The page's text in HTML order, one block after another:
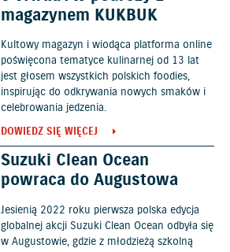
magazynem KUKBUK
Kultowy magazyn i wiodąca platforma online
poświęcona tematyce kulinarnej od 13 lat
jest głosem wszystkich polskich foodies,
inspirując do odkrywania nowych smaków i
celebrowania jedzenia.
DOWIEDZ SIĘ WIĘCEJ
Suzuki Clean Ocean
powraca do Augustowa
Jesienią 2022 roku pierwsza polska edycja
globalnej akcji Suzuki Clean Ocean odbyła się
w Augustowie, gdzie z młodzieżą szkolną